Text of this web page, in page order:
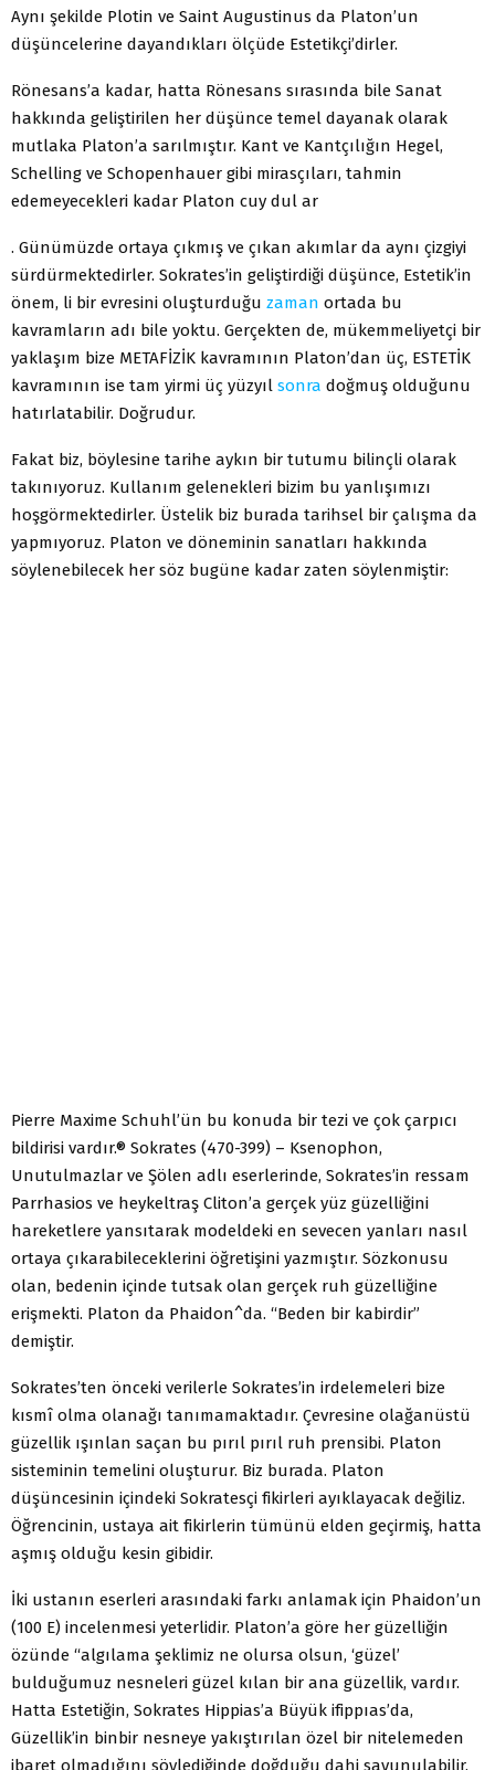
Aynı şekilde Plotin ve Saint Augustinus da Platon’un
düşüncelerine dayandıkları ölçüde Estetikçi’dirler.
Rönesans’a kadar, hatta Rönesans sırasında bile Sanat
hakkında geliştirilen her düşünce temel dayanak olarak
mutlaka Platon’a sarılmıştır. Kant ve Kantçılığın Hegel,
Schelling ve Schopenhauer gibi mirasçıları, tahmin
edemeyecekleri kadar Platon cuy dul ar
. Günümüzde ortaya çıkmış ve çıkan akımlar da aynı çizgiyi
sürdürmektedirler. Sokrates’in geliştirdiği düşünce, Estetik’in
önem, li bir evresini oluşturduğu zaman ortada bu
kavramların adı bile yoktu. Gerçekten de, mükemmeliyetçi bir
yaklaşım bize METAFİZİK kavramının Platon’dan üç, ESTETİK
kavramının ise tam yirmi üç yüzyıl sonra doğmuş olduğunu
hatırlatabilir. Doğrudur.
Fakat biz, böylesine tarihe aykın bir tutumu bilinçli olarak
takınıyoruz. Kullanım gelenekleri bizim bu yanlışımızı
hoşgörmektedirler. Üstelik biz burada tarihsel bir çalışma da
yapmıyoruz. Platon ve döneminin sanatları hakkında
söylenebilecek her söz bugüne kadar zaten söylenmiştir:
Pierre Maxime Schuhl’ün bu konuda bir tezi ve çok çarpıcı
bildirisi vardır.® Sokrates (470-399) – Ksenophon,
Unutulmazlar ve Şölen adlı eserlerinde, Sokrates’in ressam
Parrhasios ve heykeltraş Cliton’a gerçek yüz güzelliğini
hareketlere yansıtarak modeldeki en sevecen yanları nasıl
ortaya çıkarabileceklerini öğretişini yazmıştır. Sözkonusu
olan, bedenin içinde tutsak olan gerçek ruh güzelliğine
erişmekti. Platon da Phaidon^da. “Beden bir kabirdir”
demiştir.
Sokrates’ten önceki verilerle Sokrates’in irdelemeleri bize
kısmî olma olanağı tanımamaktadır. Çevresine olağanüstü
güzellik ışınlan saçan bu pırıl pırıl ruh prensibi. Platon
sisteminin temelini oluşturur. Biz burada. Platon
düşüncesinin içindeki Sokratesçi fikirleri ayıklayacak değiliz.
Öğrencinin, ustaya ait fikirlerin tümünü elden geçirmiş, hatta
aşmış olduğu kesin gibidir.
İki ustanın eserleri arasındaki farkı anlamak için Phaidon’un
(100 E) incelenmesi yeterlidir. Platon’a göre her güzelliğin
özünde “algılama şeklimiz ne olursa olsun, ‘güzel’
bulduğumuz nesneleri güzel kılan bir ana güzellik, vardır.
Hatta Estetiğin, Sokrates Hippias’a Büyük ifippıas’da,
Güzellik’in binbir nesneye yakıştırılan özel bir nitelemeden
ibaret olmadığını söylediğinde doğduğu dahi savunulabilir.